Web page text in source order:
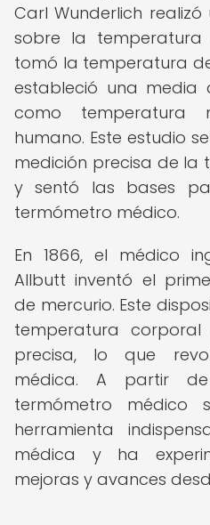
Carl Wunderlich
sobre la temperatura
tomó la temperatura
estableció una media
como temperatura
humano. Este estudio
medición precisa de
y sentó las bases
termómetro médico.
En 1866, el médico
Allbutt inventó el
de mercurio. Este
temperatura
precisa, lo que
médica. A partir
termómetro médico
herramienta
médica y ha
mejoras y avances